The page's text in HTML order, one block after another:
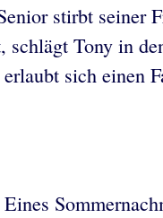
stirbt seiner
schlägt Tony in
sich einen